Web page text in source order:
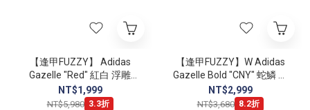
【逢甲FUZZY】 Adidas
Gazelle "Red" 紅白 浮雕
IF1808
NT$1,999
NT$5,980 3.3折
【逢甲FUZZY】W Adidas
Gazelle Bold "CNY" 蛇鱗 紅
JQ5977
NT$2,999
NT$3,680 8.2折